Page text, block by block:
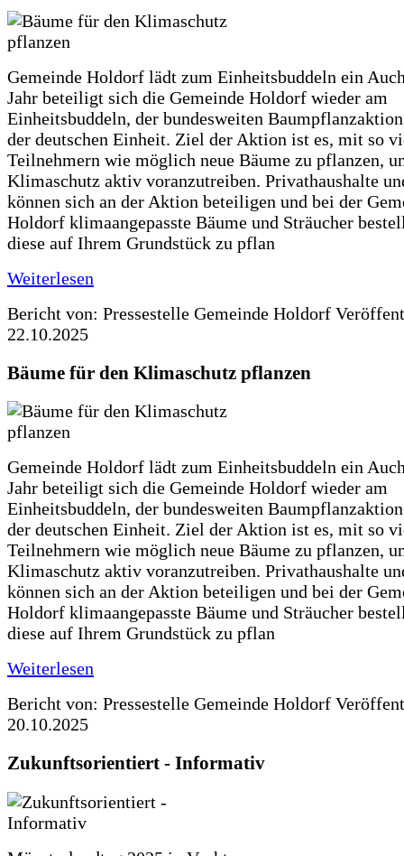
Gemeinde Holdorf lädt zum Einheitsbuddeln ein
Jahr beteiligt sich die Gemeinde Holdorf wieder am
Einheitsbuddeln, der bundesweiten
der deutschen Einheit. Ziel der Aktion ist es, mit so
Teilnehmern wie möglich neue Bäume zu pflanzen,
Klimaschutz aktiv voranzutreiben. Privathaushalte
können sich an der Aktion beteiligen und bei der
Holdorf klimaangepasste Bäume und Sträucher
diese auf Ihrem Grundstück zu pflan
Weiterlesen
Bericht von: Pressestelle Gemeinde Holdorf
22.10.2025
Bäume für den Klimaschutz pflanzen
Gemeinde Holdorf lädt zum Einheitsbuddeln ein
Jahr beteiligt sich die Gemeinde Holdorf wieder am
Einheitsbuddeln, der bundesweiten
der deutschen Einheit. Ziel der Aktion ist es, mit so
Teilnehmern wie möglich neue Bäume zu pflanzen,
Klimaschutz aktiv voranzutreiben. Privathaushalte
können sich an der Aktion beteiligen und bei der
Holdorf klimaangepasste Bäume und Sträucher
diese auf Ihrem Grundstück zu pflan
Weiterlesen
Bericht von: Pressestelle Gemeinde Holdorf
20.10.2025
Zukunftsorientiert - Informativ